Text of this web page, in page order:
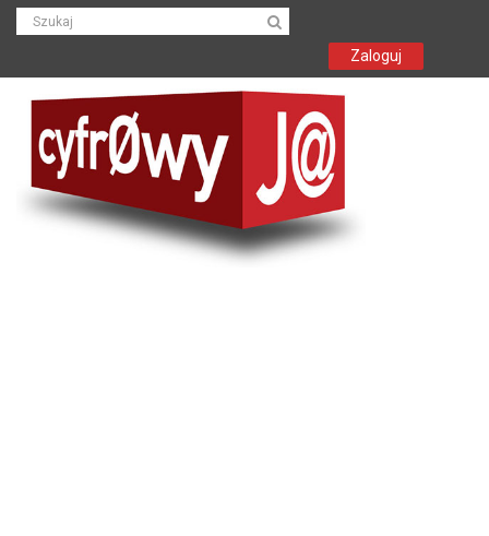
Zaloguj